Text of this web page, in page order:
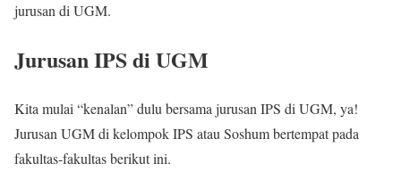
jurusan di UGM.
Jurusan IPS di UGM
Kita mulai “kenalan” dulu bersama jurusan IPS di UGM, ya!
Jurusan UGM di kelompok IPS atau Soshum bertempat pada
fakultas-fakultas berikut ini.